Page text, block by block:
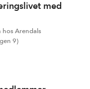
med
hos Arendals
9)